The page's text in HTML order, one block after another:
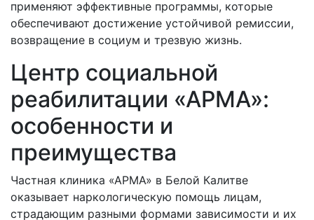
применяют эффективные программы, которые
обеспечивают достижение устойчивой ремиссии,
возвращение в социум и трезвую жизнь.
Центр социальной
реабилитации «АРМА»:
особенности и
преимущества
Частная клиника «АРМА» в Белой Калитве
оказывает наркологическую помощь лицам,
страдающим разными формами зависимости и их